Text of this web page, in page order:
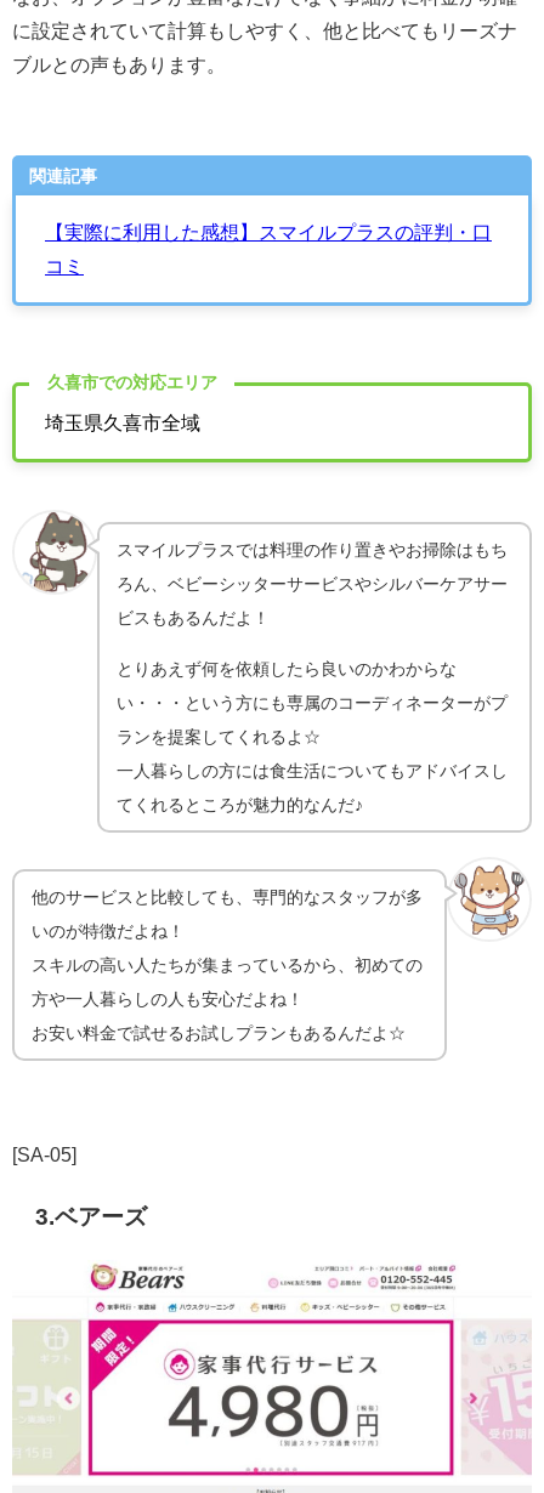
に設定されていて計算もしやすく、他と比べてもリーズナ
ブルとの声もあります
関連記事
【実際に利用した感想】スマイルプラスの評判・口
コミ
久喜市での対応エリア
埼玉県久喜市全域
スマイルプラスでは料理の作り置きやお掃除はもち
ろん、ベビーシッターサービスやシルバーケアサー
ビスもあるんだよ！
とりあえず何を依頼したら良いのかわからな
い・・・という方にも専属のコーディネーターがプ
ランを提案してくれるよ☆
一人暮らしの方には食生活についてもアドバイスし
てくれるところが魅力的なんだ♪
他のサービスと比較しても、専門的なスタッフが多
いのが特徴だよね！
スキルの高い人たちが集まっているから、初めての
方や一人暮らしの人も安心だよね！
お安い料金で試せるお試しプランもあるんだよ☆
[SA-05]
3.ベアーズ